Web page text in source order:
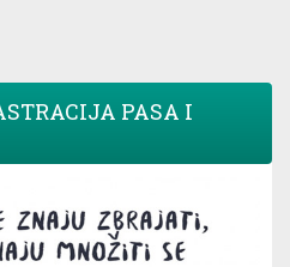
PASA I